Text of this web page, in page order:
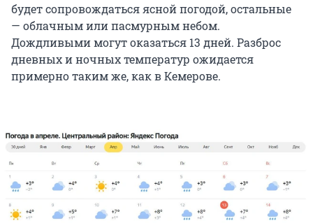
будет сопровождаться ясной погодой, остальные
— облачным или пасмурным небом.
Дождливыми могут оказаться 13 дней. Разброс
дневных и ночных температур ожидается
примерно таким же, как в Кемерове.